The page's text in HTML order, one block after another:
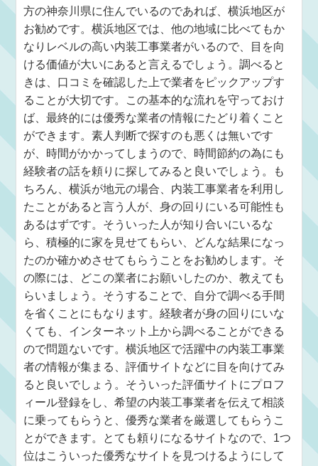
方の神奈川県に住んでいるのであれば、横浜地区が
お勧めです。横浜地区では、他の地域に比べてもか
なりレベルの高い内装工事業者がいるので、目を向
ける価値が大いにあると言えるでしょう。調べると
きは、口コミを確認した上で業者をピックアップす
ることが大切です。この基本的な流れを守っておけ
ば、最終的には優秀な業者の情報にたどり着くこと
ができます。素人判断で探すのも悪くは無いです
が、時間がかかってしまうので、時間節約の為にも
経験者の話を頼りに探してみると良いでしょう。も
ちろん、横浜が地元の場合、内装工事業者を利用し
たことがあると言う人が、身の回りにいる可能性も
あるはずです。そういった人が知り合いにいるな
ら、積極的に家を見せてもらい、どんな結果になっ
たのか確かめさせてもらうことをお勧めします。そ
の際には、どこの業者にお願いしたのか、教えても
らいましょう。そうすることで、自分で調べる手間
を省くことにもなります。経験者が身の回りにいな
くても、インターネット上から調べることができる
ので問題ないです。横浜地区で活躍中の内装工事業
者の情報が集まる、評価サイトなどに目を向けてみ
ると良いでしょう。そういった評価サイトにプロフ
ィール登録をし、希望の内装工事業者を伝えて相談
に乗ってもらうと、優秀な業者を厳選してもらうこ
とができます。とても頼りになるサイトなので、1つ
位はこういった優秀なサイトを見つけるようにして